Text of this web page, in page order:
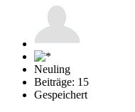
Neuling
Beiträge: 15
Gespeichert